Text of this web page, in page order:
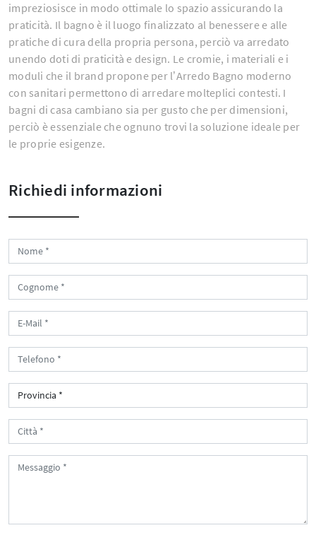
impreziosisce in modo ottimale lo spazio assicurando la
praticità. Il bagno è il luogo finalizzato al benessere e alle
pratiche di cura della propria persona, perciò va arredato
unendo doti di praticità e design. Le cromie, i materiali e i
moduli che il brand propone per l’Arredo Bagno moderno
con sanitari permettono di arredare molteplici contesti. I
bagni di casa cambiano sia per gusto che per dimensioni,
perciò è essenziale che ognuno trovi la soluzione ideale per
le proprie esigenze.
Richiedi informazioni